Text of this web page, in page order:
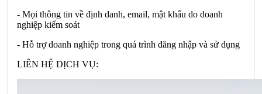
- Mọi thông tin về định danh, email, mật khẩu do doanh
nghiệp kiểm soát
- Hỗ trợ doanh nghiệp trong quá trình đăng nhập và sử dụng
LIÊN HỆ DỊCH VỤ: